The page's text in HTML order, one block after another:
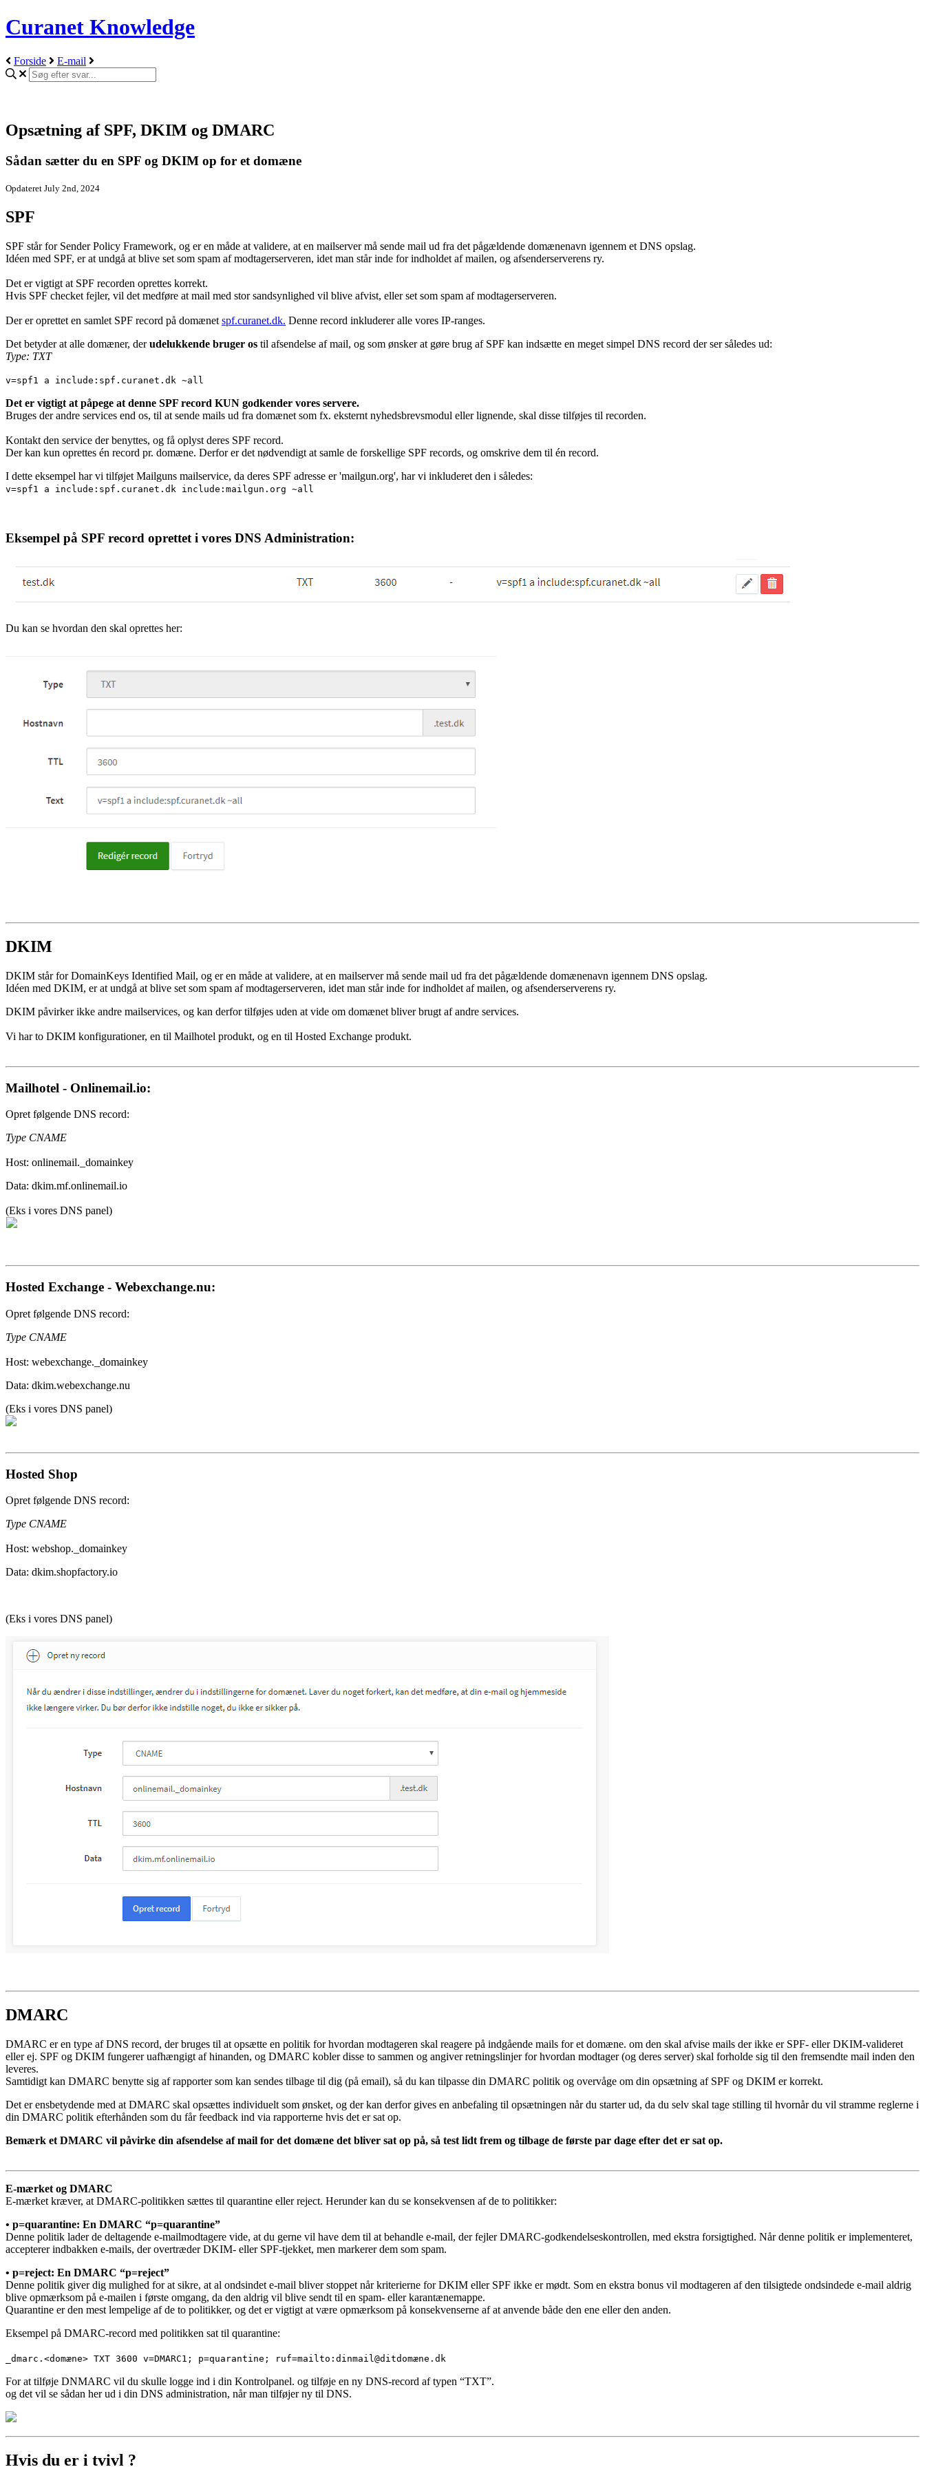
Curanet Knowledge
Forside E-mail
Opsætning af SPF, DKIM og DMARC
Sådan sætter du en SPF og DKIM op for et domæne
Opdateret July 2nd, 2024
SPF
SPF står for Sender Policy Framework, og er en måde at validere, at en mailserver må sende mail ud fra det pågældende domænenavn igennem et DNS opslag.
Idéen med SPF, er at undgå at blive set som spam af modtagerserveren, idet man står inde for indholdet af mailen, og afsenderserverens ry.
Det er vigtigt at SPF recorden oprettes korrekt.
Hvis SPF checket fejler, vil det medføre at mail med stor sandsynlighed vil blive afvist, eller set som spam af modtagerserveren.
Der er oprettet en samlet SPF record på domænet spf.curanet.dk. Denne record inkluderer alle vores IP-ranges.
Det betyder at alle domæner, derudelukkende bruger os til afsendelse af mail, og som ønsker at gøre brug af SPF kan indsætte en meget simpel DNS record der ser således ud:
Type: TXT
v=spf1 a include:spf.curanet.dk ~all
Det er vigtigt at påpege at denne SPF record KUN godkender vores servere.
Bruges der andre services end os, til at sende mails ud fra domænet som fx. eksternt nyhedsbrevsmodul eller lignende, skal disse tilføjes til recorden.
Kontakt den service der benyttes, og få oplyst deres SPF record.
Der kan kun oprettes én record pr. domæne. Derfor er det nødvendigt at samle de forskellige SPF records, og omskrive dem til én record.
I dette eksempel har vi tilføjet Mailguns mailservice, da deres SPF adresse er 'mailgun.org', har vi inkluderet den i således:
v=spf1 a include:spf.curanet.dk include:mailgun.org ~all
Eksempel på SPF record oprettet i vores DNS Administration:
Du kan se hvordan den skal oprettes her:
DKIM
DKIM står for DomainKeys Identified Mail, og er en måde at validere, at en mailserver må sende mail ud fra det pågældende domænenavn igennem DNS opslag.
Idéen med DKIM, er at undgå at blive set som spam af modtagerserveren, idet man står inde for indholdet af mailen, og afsenderserverens ry.
DKIM påvirker ikke andre mailservices, og kan derfor tilføjes uden at vide om domænet bliver brugt af andre services.
Vi har to DKIM konfigurationer, en til Mailhotel produkt, og en til Hosted Exchange produkt.
Mailhotel - Onlinemail.io:
Opret følgende DNS record:
Type CNAME
Host: onlinemail._domainkey
Data: dkim.mf.onlinemail.io
(Eks i vores DNS panel)
Hosted Exchange - Webexchange.nu:
Opret følgende DNS record:
Type CNAME
Host: webexchange._domainkey
Data: dkim.webexchange.nu
(Eks i vores DNS panel)
Hosted Shop
Opret følgende DNS record:
Type CNAME
Host: webshop._domainkey
Data: dkim.shopfactory.io
(Eks i vores DNS panel)
DMARC
DMARC er en type af DNS record, der bruges til at opsætte en politik for hvordan modtageren skal reagere på indgående mails for et domæne. om den skal afvise mails der ikke er SPF- eller DKIM-valideret
eller ej. SPF og DKIM fungerer uafhængigt af hinanden, og DMARC kobler disse to sammen og angiver retningslinjer for hvordan modtager (og deres server) skal forholde sig til den fremsendte mail inden den
leveres.
Samtidigt kan DMARC benytte sig af rapporter som kan sendes tilbage til dig (på email), så du kan tilpasse din DMARC politik og overvåge om din opsætning af SPF og DKIM er korrekt.
Det er ensbetydende med at DMARC skal opsættes individuelt som ønsket, og der kan derfor gives en anbefaling til opsætningen når du starter ud, da du selv skal tage stilling til hvornår du vil stramme reglerne i
din DMARC politik efterhånden som du får feedback ind via rapporterne hvis det er sat op.
Bemærk et DMARC vil påvirke din afsendelse af mail for det domæne det bliver sat op på, så test lidt frem og tilbage de første par dage efter det er sat op.
E-mærket og DMARC
E-mærket kræver, at DMARC-politikken sættes til quarantine eller reject. Herunder kan du se konsekvensen af de to politikker:
• p=quarantine: En DMARC “p=quarantine”
Denne politik lader de deltagende e-mailmodtagere vide, at du gerne vil have dem til at behandle e-mail, der fejler DMARC-godkendelseskontrollen, med ekstra forsigtighed. Når denne politik er implementeret,
accepterer indbakken e-mails, der overtræder DKIM- eller SPF-tjekket, men markerer dem som spam.
• p=reject: En DMARC “p=reject”
Denne politik giver dig mulighed for at sikre, at al ondsindet e-mail bliver stoppet når kriterierne for DKIM eller SPF ikke er mødt. Som en ekstra bonus vil modtageren af den tilsigtede ondsindede e-mail aldrig
blive opmærksom på e-mailen i første omgang, da den aldrig vil blive sendt til en spam- eller karantænemappe.
Quarantine er den mest lempelige af de to politikker, og det er vigtigt at være opmærksom på konsekvenserne af at anvende både den ene eller den anden.
Eksempel på DMARC-record med politikken sat til quarantine:
_dmarc.<domæne> TXT 3600 v=DMARC1; p=quarantine; ruf=mailto:dinmail@ditdomæne.dk
For at tilføje DNMARC vil du skulle logge ind i din Kontrolpanel. og tilføje en ny DNS-record af typen “TXT”.
og det vil se sådan her ud i din DNS administration, når man tilføjer ny til DNS.
Hvis du er i tvivl ?